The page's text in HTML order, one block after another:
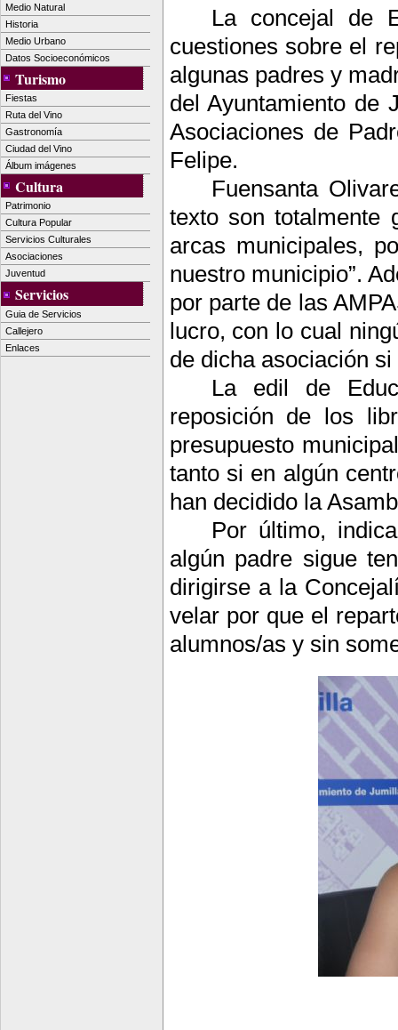
Medio Natural
Historia
Medio Urbano
Datos Socioeconómicos
Turismo
Fiestas
Ruta del Vino
Gastronomía
Ciudad del Vino
Álbum imágenes
Cultura
Patrimonio
Cultura Popular
Servicios Culturales
Asociaciones
Juventud
Servicios
Guia de Servicios
Callejero
Enlaces
La concejal de
cuestiones sobre el
algunas padres y
del Ayuntamiento de
Asociaciones de
Felipe.
Fuensanta
texto son totalmente
arcas municipales,
nuestro municipio”.
por parte de las
lucro, con lo cual
de dicha asociación
La edil de
reposición de los
presupuesto
tanto si en algún
han decidido la
Por último,
algún padre sigue
dirigirse a la
velar por que el
alumnos/as y sin